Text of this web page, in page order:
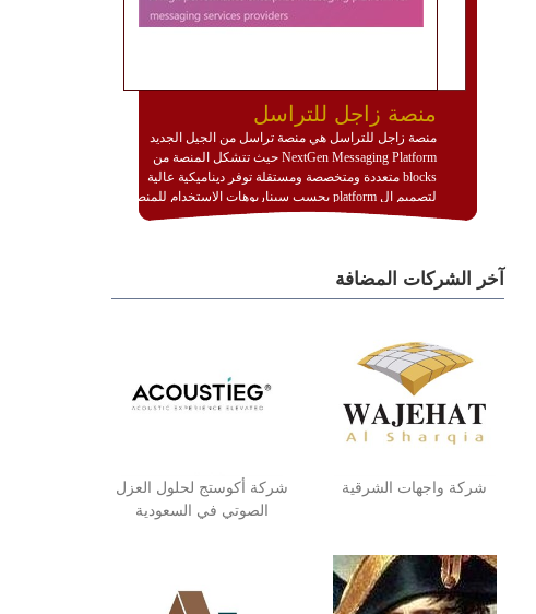
منصة زاجل للتراسل
منصة زاجل للتراسل هي منصة تراسل من الجيل الجديد
NextGen Messaging Platform حيث تتشكل المنصة من
blocks متعددة ومتخصصة ومستقلة توفر ديناميكية عالية
لتصميم ال platform بحسب سيناريوهات الاستخدام للمنصة
وتتوافق مع النشر والاستثمار ضمن بيئة استضافة dedicated
تخدم أي سيناريو تراسل مهما كان معقدا عبر إضافة ومعايرة
عناصر ديناميكية (dynamic items) وتجهيز إعدادات التواصل
http://www.plutosms.com/zagel
آخر الشركات المضافة
شركة واجهات الشرقية
شركة أكوستج لحلول العزل
الصوتي في السعودية